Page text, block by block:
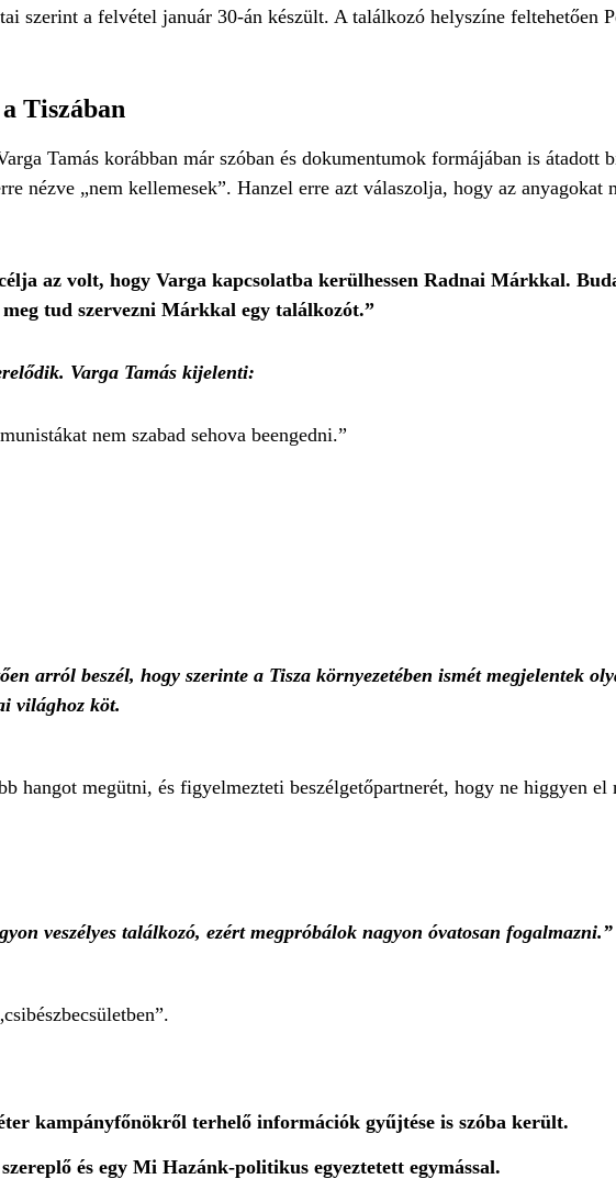
szerint a felvétel január 30-án készült. A találkozó helyszíne feltehetően
Tiszában
Tamás korábban már szóban és dokumentumok formájában is átadott
nézve „nem kellemesek”. Hanzel erre azt válaszolja, hogy az anyagokat
az volt, hogy Varga kapcsolatba kerülhessen Radnai Márkkal.
tud szervezni Márkkal egy találkozót.”
Varga Tamás kijelenti:
nem szabad sehova beengedni.”
arról beszél, hogy szerinte a Tisza környezetében ismét megjelentek
világhoz köt.
hangot megütni, és figyelmezteti beszélgetőpartnerét, hogy ne higgyen
veszélyes találkozó, ezért megpróbálok nagyon óvatosan fogalmazni.”
kampányfőnökről terhelő információk gyűjtése is szóba került.
és egy Mi Hazánk-politikus egyeztetett egymással.